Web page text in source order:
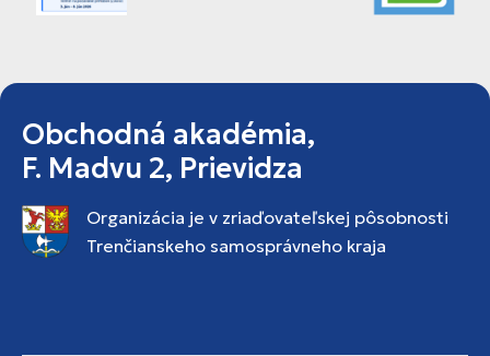
Obchodná akadémia,
F. Madvu 2, Prievidza
Organizácia je v zriaďovateľskej pôsobnosti
Trenčianskeho samosprávneho kraja